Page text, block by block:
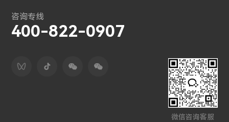
咨询专线
400-822-0907
微信咨询客服